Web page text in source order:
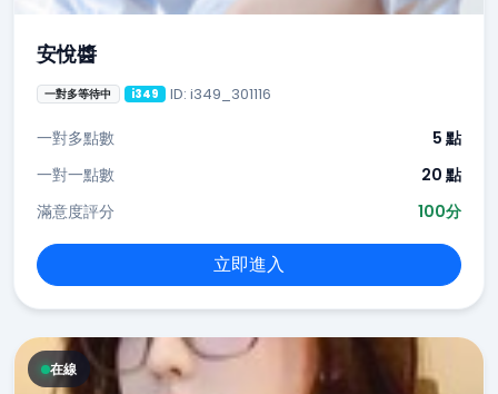
安悅醬
一對多等待中 i349 ID: i349_301116
一對多點數
5 點
一對一點數
20 點
滿意度評分
100分
立即進入
在線